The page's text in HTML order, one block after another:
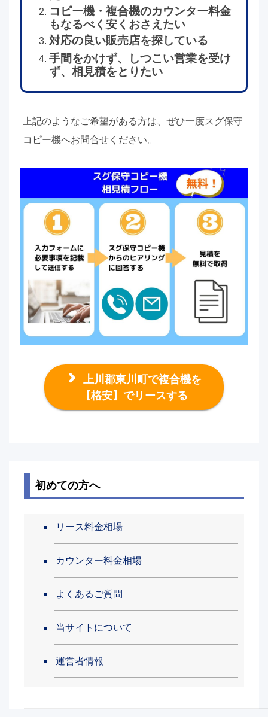
コピー機・複合機のカウンター料金
もなるべく安くおさえたい
対応の良い販売店を探している
手間をかけず、しつこい営業を受け
ず、相見積をとりたい
上記のようなご希望がある方は、ぜひ一度スグ保守
コピー機へお問合せください。
上川郡東川町で複合機を
【格安】でリースする
初めての方へ
リース料金相場
カウンター料金相場
よくあるご質問
当サイトについて
運営者情報